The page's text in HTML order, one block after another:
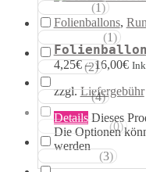
Folienballons,
Folienballon
4,25€–16,00€
zzgl.Liefergebühr
Details Dieses
Die Optionen
werden
(1)
(1)
Rottöne (2)
Rosatöne (4)
Magentatöne (0)
(3)